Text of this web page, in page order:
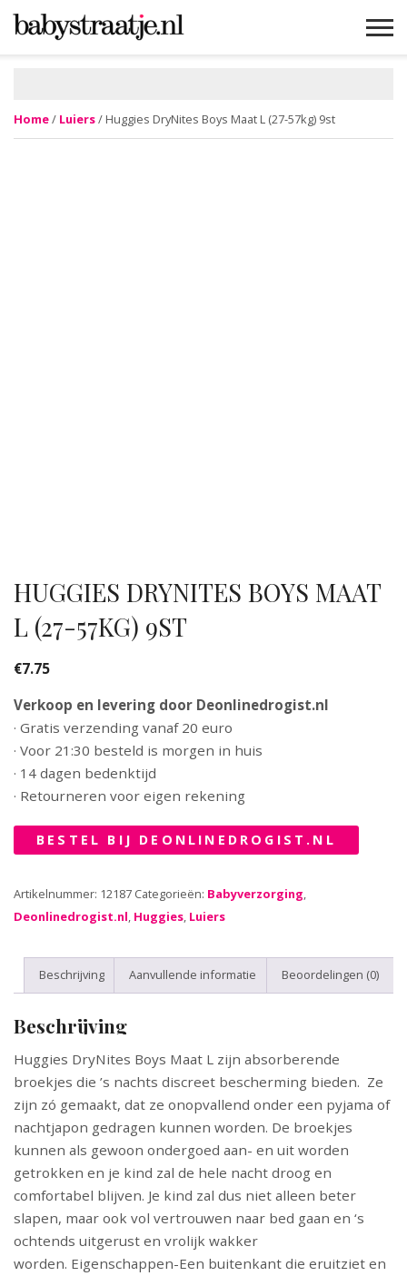
Home/ Luiers/ Huggies DryNites Boys Maat L (27-57kg) 9st
HUGGIES DRYNITES BOYS MAAT
L (27-57KG) 9ST
€7.75
Verkoop en levering door Deonlinedrogist.nl
· Gratis verzending vanaf 20 euro
· Voor 21:30 besteld is morgen in huis
· 14 dagen bedenktijd
· Retourneren voor eigen rekening
BESTEL BIJ DEONLINEDROGIST.NL
Artikelnummer: 12187 Categorieën: Babyverzorging,
Deonlinedrogist.nl, Huggies, Luiers
Beschrijving Aanvullende informatie Beoordelingen (0)
Beschrijving
Huggies DryNites Boys Maat L zijn absorberende
broekjes die ’s nachts discreet bescherming bieden. Ze
zijn zó gemaakt, dat ze onopvallend onder een pyjama of
nachtjapon gedragen kunnen worden. De broekjes
kunnen als gewoon ondergoed aan- en uit worden
getrokken en je kind zal de hele nacht droog en
comfortabel blijven. Je kind zal dus niet alleen beter
slapen, maar ook vol vertrouwen naar bed gaan en ‘s
ochtends uitgerust en vrolijk wakker
worden. Eigenschappen-Een buitenkant die eruitziet en